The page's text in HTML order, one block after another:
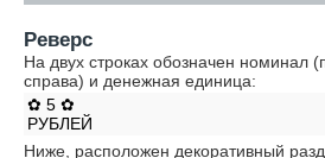
Реверс
На двух строках обозначен номинал
справа) и денежная единица:
✿ 5 ✿
РУБЛЕЙ
Ниже, расположен декоративный